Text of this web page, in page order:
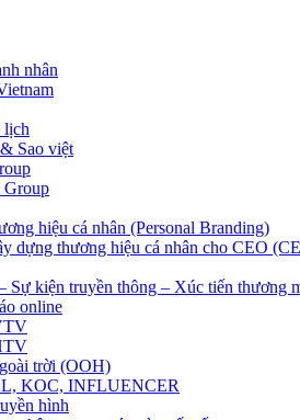
nhân
lịch
Sao việt
Group
hiệu cá nhân (Personal Branding)
dựng thương hiệu cá nhân cho CEO
Sự kiện truyền thông – Xúc tiến thương
online
trời (OOH)
KOC, INFLUENCER
hình